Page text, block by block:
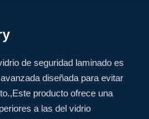
de seguridad laminado es
diseñada para evitar
producto ofrece una
a las del vidrio